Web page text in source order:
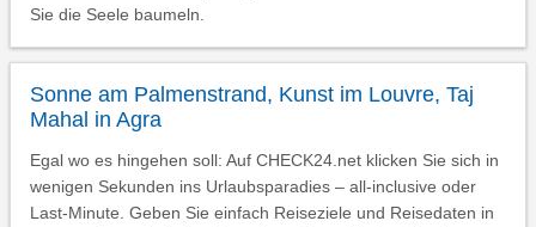
Sie die Seele baumeln.
Sonne am Palmenstrand, Kunst im Louvre, Taj
Mahal in Agra
Egal wo es hingehen soll: Auf CHECK24.net klicken Sie sich in
wenigen Sekunden ins Urlaubsparadies – all-inclusive oder
Last-Minute. Geben Sie einfach Reiseziele und Reisedaten in